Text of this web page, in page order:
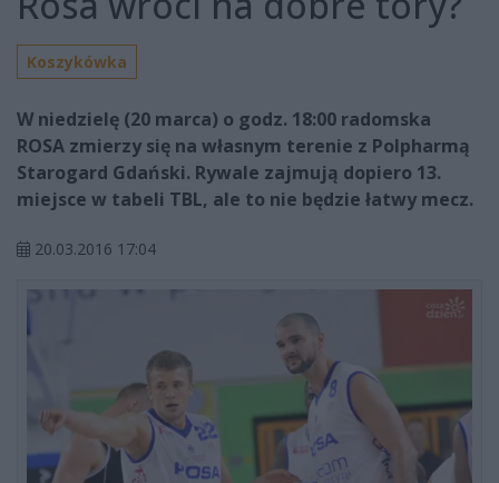
Koszykówka
W niedzielę (20 marca) o godz. 18:00 radomska
ROSA zmierzy się na własnym terenie z Polpharmą
Starogard Gdański. Rywale zajmują dopiero 13.
miejsce w tabeli TBL, ale to nie będzie łatwy mecz.
20.03.2016 17:04